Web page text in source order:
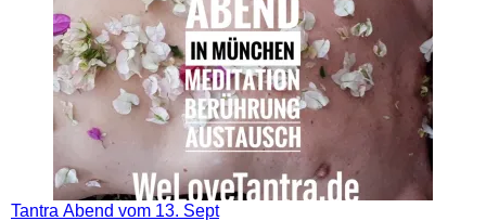
Tantra Abend vom 13. Sept